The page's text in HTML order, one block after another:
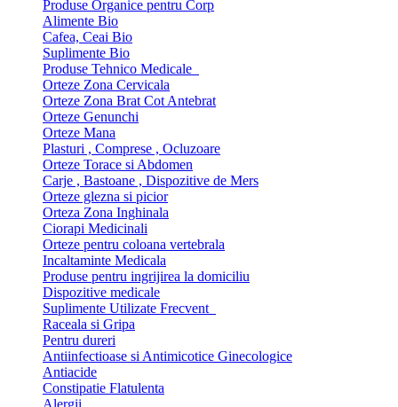
Produse Organice pentru Corp
Alimente Bio
Cafea, Ceai Bio
Suplimente Bio
Produse Tehnico Medicale
Orteze Zona Cervicala
Orteze Zona Brat Cot Antebrat
Orteze Genunchi
Orteze Mana
Plasturi , Comprese , Ocluzoare
Orteze Torace si Abdomen
Carje , Bastoane , Dispozitive de Mers
Orteze glezna si picior
Orteza Zona Inghinala
Ciorapi Medicinali
Orteze pentru coloana vertebrala
Incaltaminte Medicala
Produse pentru ingrijirea la domiciliu
Dispozitive medicale
Suplimente Utilizate Frecvent
Raceala si Gripa
Pentru dureri
Antiinfectioase si Antimicotice Ginecologice
Antiacide
Constipatie Flatulenta
Alergii